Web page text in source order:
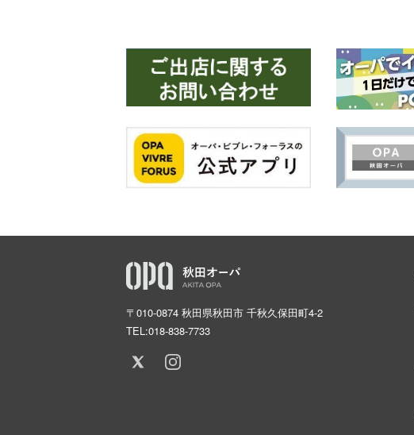
〒010-0874 秋田県秋田市 千秋久保田町4-2
TEL:018-838-7733